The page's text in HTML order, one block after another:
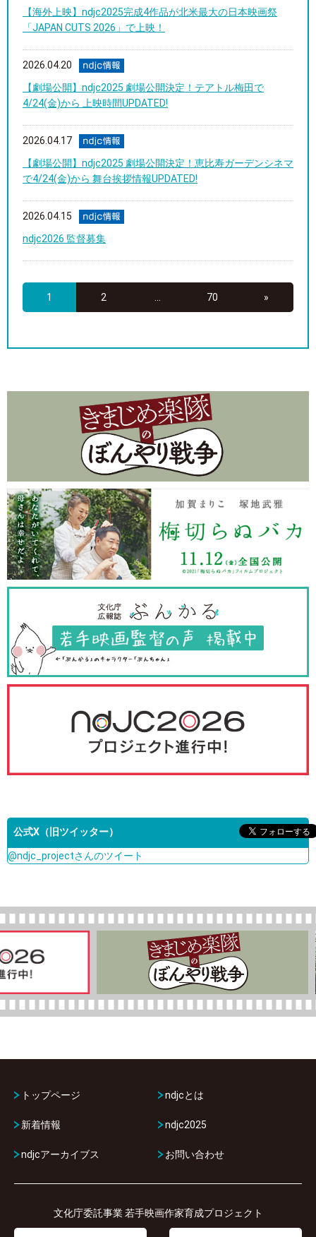
【海外上映】ndjc2025完成4作品が北米最大の日本映画祭
「JAPAN CUTS 2026」で上映！
2026.04.20
【劇場公開】ndjc2025 劇場公開決定！テアトル梅田で
4/24(金)から 上映時間UPDATED!
2026.04.17
【劇場公開】ndjc2025 劇場公開決定！恵比寿ガーデンシネマ
で4/24(金)から 舞台挨拶情報UPDATED!
2026.04.15
ndjc2026 監督募集
1 2 70 »
公式X（旧ツイッター）
@ndjc_projectさんのツイート
トップページ ndjcとは
新着情報 ndjc2025
ndjcアーカイブス お問い合わせ
文化庁委託事業 若手映画作家育成プロジェクト